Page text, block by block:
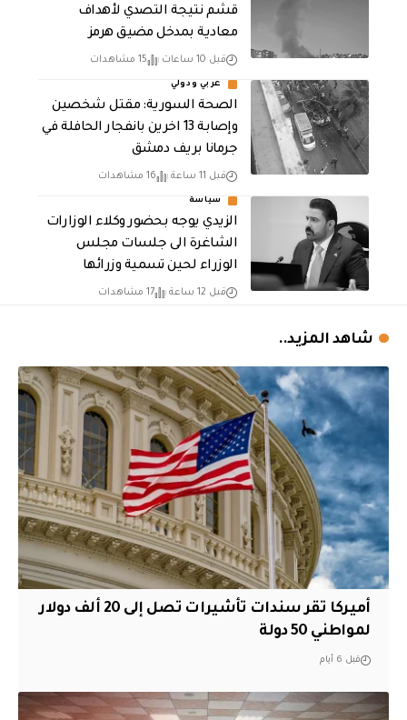
قشم نتيجة التصدي لأهداف
معادية بمدخل مضيق هرمز
قبل 10 ساعات 15 مشاهدات
عربي ودولي
الصحة السورية: مقتل شخصين
وإصابة 13 اخرين بانفجار الحافلة في
جرمانا بريف دمشق
قبل 11 ساعة 16 مشاهدات
سياسة
الزيدي يوجه بحضور وكلاء الوزارات
الشاغرة الى جلسات مجلس
الوزراء لحين تسمية وزرائها
قبل 12 ساعة 17 مشاهدات
شاهد المزيد..
أميركا تقر سندات تأشيرات تصل إلى 20 ألف دولار
لمواطني 50 دولة
قبل 6 أيام